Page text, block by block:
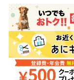
小動物・鳥
ドッグフード
会員登録
あにまるキャン
アフターサービ